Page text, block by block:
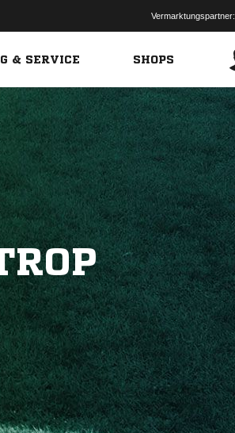
Vermarktungspartner:
& SERVICE SHOPS